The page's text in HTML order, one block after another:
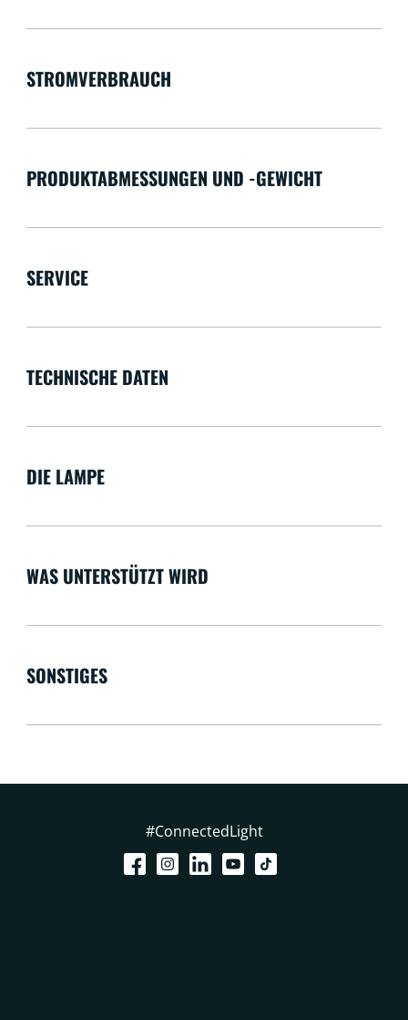
STROMVERBRAUCH
PRODUKTABMESSUNGEN UND -GEWICHT
SERVICE
TECHNISCHE DATEN
DIE LAMPE
WAS UNTERSTÜTZT WIRD
SONSTIGES
#ConnectedLight